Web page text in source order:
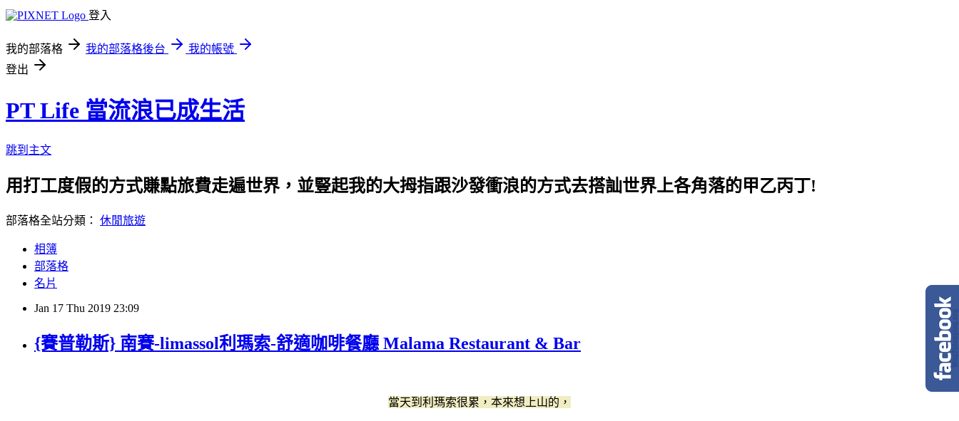
登入
我的部落格 我的部落格後台
我的帳號
登出
PT Life 當流浪已成生活
跳到主文
用打工度假的方式賺點旅費走遍世界，並豎起我的大拇指跟沙發衝浪的方式去搭訕世界上各角落的甲乙丙丁!
部落格全站分類： 休閒旅遊
相簿
部落格
名片
Jan 17 Thu 2019 23:09
{賽普勒斯} 南賽-limassol利瑪索-舒適咖啡餐廳 Malama Restaurant & Bar
當天到利瑪索很累，本來想上山的，